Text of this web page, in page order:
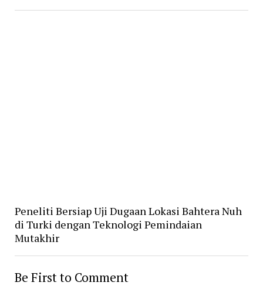
Peneliti Bersiap Uji Dugaan Lokasi Bahtera Nuh
di Turki dengan Teknologi Pemindaian
Mutakhir
Be First to Comment